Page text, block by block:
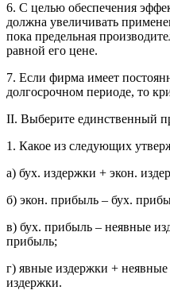
6. С целью обеспечения
должна увеличивать
пока предельная
равной его цене.
7. Если фирма имеет
долгосрочном периоде, то
II. Выберите единственный
1. Какое из следующих
а) бух. издержки + экон.
б) экон. прибыль – бух.
в) бух. прибыль – неявные
прибыль;
г) явные издержки + неявные
издержки.